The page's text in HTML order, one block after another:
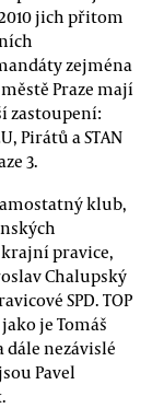
jich přitom
zejména
Praze mají
zastoupení:
Pirátů a STAN
3.
klub,
pravice,
Chalupský
SPD. TOP
je Tomáš
dále nezávislé
Pavel